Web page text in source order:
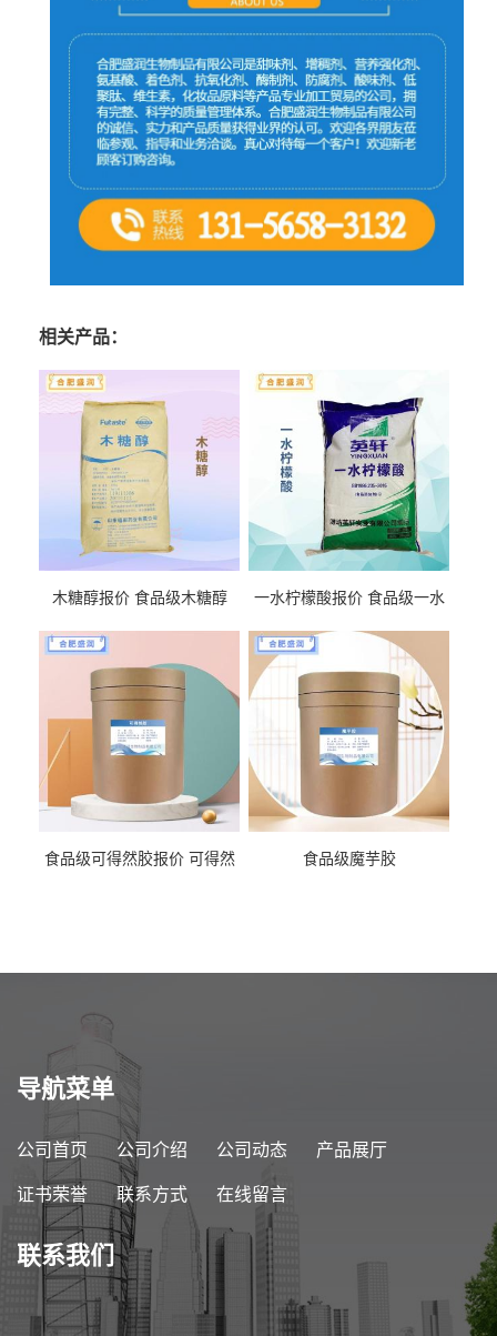
相关产品：
木糖醇报价 食品级木糖醇
一水柠檬酸报价 食品级一水
食品级可得然胶报价 可得然
食品级魔芋胶
导航菜单
公司首页 公司介绍 公司动态 产品展厅
证书荣誉 联系方式 在线留言
联系我们